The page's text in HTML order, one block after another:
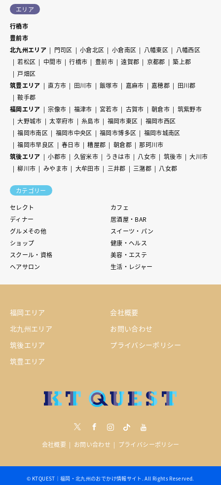
エリア
行橋市
豊前市
北九州エリア
門司区 小倉北区 小倉南区 八幡東区
八幡西区
若松区
中間市 行橋市 豊前市 遠賀郡 京都郡
築上郡
戸畑区
筑豊エリア
直方市 田川市 飯塚市 嘉麻市 嘉穂郡
田川郡
鞍手郡
福岡エリア
宗像市 福津市 宮若市 古賀市 朝倉市
筑紫野市
大野城市
太宰府市 糸島市 福岡市東区
福岡市西区
福岡市南区
福岡市中央区 福岡市博多区
福岡市城南区
福岡市早良区
春日市 糟屋郡 朝倉郡
那珂川市
筑後エリア
小郡市 久留米市 うきは市 八女市 筑後市
大川市
柳川市
みやま市 大牟田市 三井郡 三潴郡 八女郡
カテゴリー
セレクト
カフェ
ディナー
居酒屋・BAR
グルメその他
スイーツ・パン
ショップ
健康・ヘルス
スクール・資格
美容・エステ
ヘアサロン
生活・レジャー
福岡エリア
北九州エリア
筑後エリア
筑豊エリア
会社概要
お問い合わせ
プライバシーポリシー
Instagramtiktock youtube
会社概要 お問い合わせ プライバシーポリシー
© KTQUEST｜福岡・北九州のおでかけ情報サイト . All Rights Reserved.